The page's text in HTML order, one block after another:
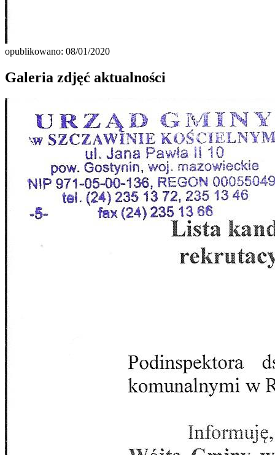
opublikowano: 08/01/2020
Galeria zdjęć aktualności